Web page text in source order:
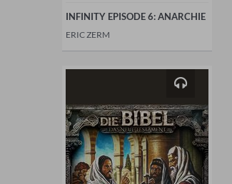
INFINITY EPISODE 6: ANARCHIE
ERIC ZERM